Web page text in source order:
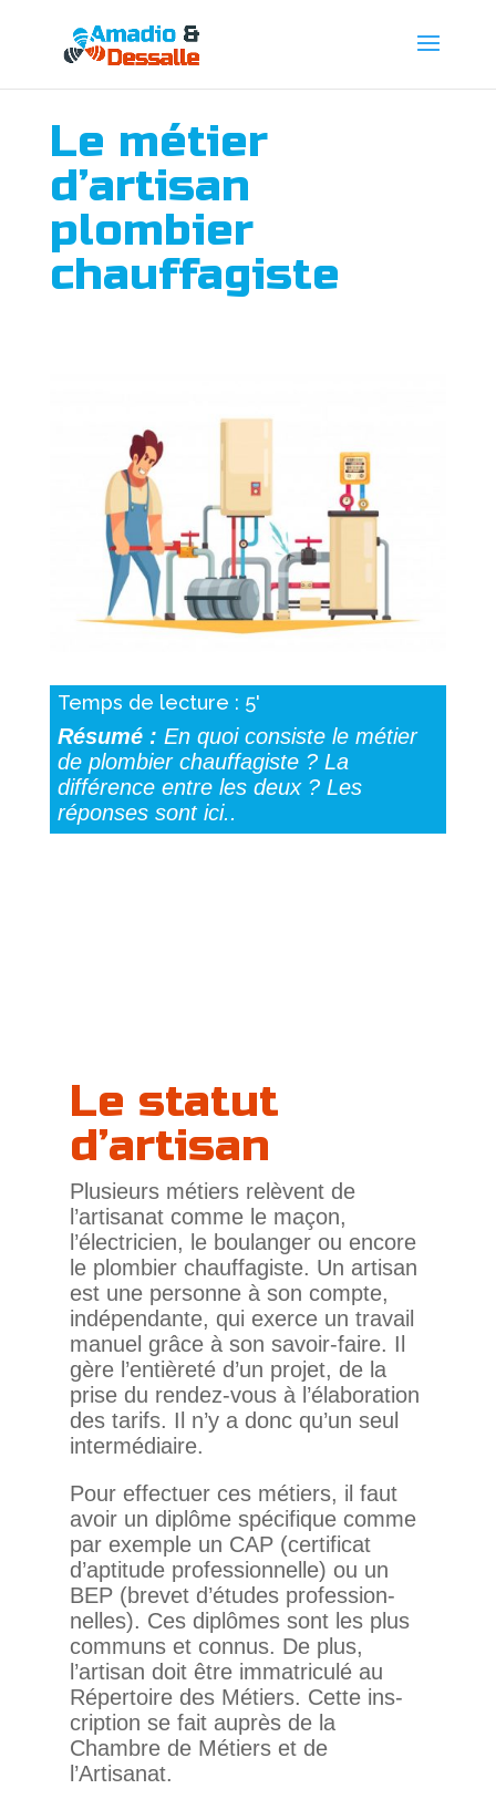
Le métier
d’artisan
plombier
chauffagiste
Temps de lecture : 5'
Résumé : En quoi consiste le métier
de plombier chauffagiste ? La
différence entre les deux ? Les
réponses sont ici..
Le statut
d’artisan
Plu­sieurs métiers relèvent de
l’artisanat comme le maçon,
l’électricien, le bou­langer ou encore
le plom­bier chauf­fa­giste. Un artisan
est une per­sonne à son compte,
indé­pen­dante, qui exerce un tra­vail
manuel grâce à son savoir-faire. Il
gère l’entièreté d’un projet, de la
prise du rendez-vous à l’élaboration
des tarifs. Il n’y a donc qu’un seul
intermédiaire.
Pour effec­tuer ces métiers, il faut
avoir un diplôme spé­ci­fique comme
par exemple un CAP (cer­ti­ficat
d’aptitude pro­fes­sion­nelle) ou un
BEP (brevet d’études pro­fes­sion­
nelles). Ces diplômes sont les plus
com­muns et connus. De plus,
l’artisan doit être imma­tri­culé au
Réper­toire des Métiers. Cette ins­
crip­tion se fait auprès de la
Chambre de Métiers et de
l’Artisanat.